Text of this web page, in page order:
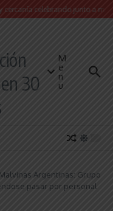
celebrando junto a más
30
M
e
n
u
Argentinas: Grupo
pasar por personal